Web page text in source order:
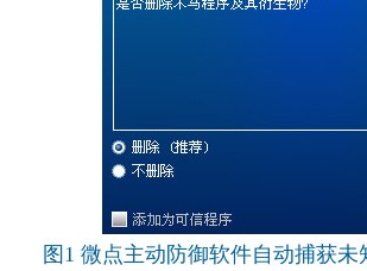
图1 微点主动防御软件自动捕获